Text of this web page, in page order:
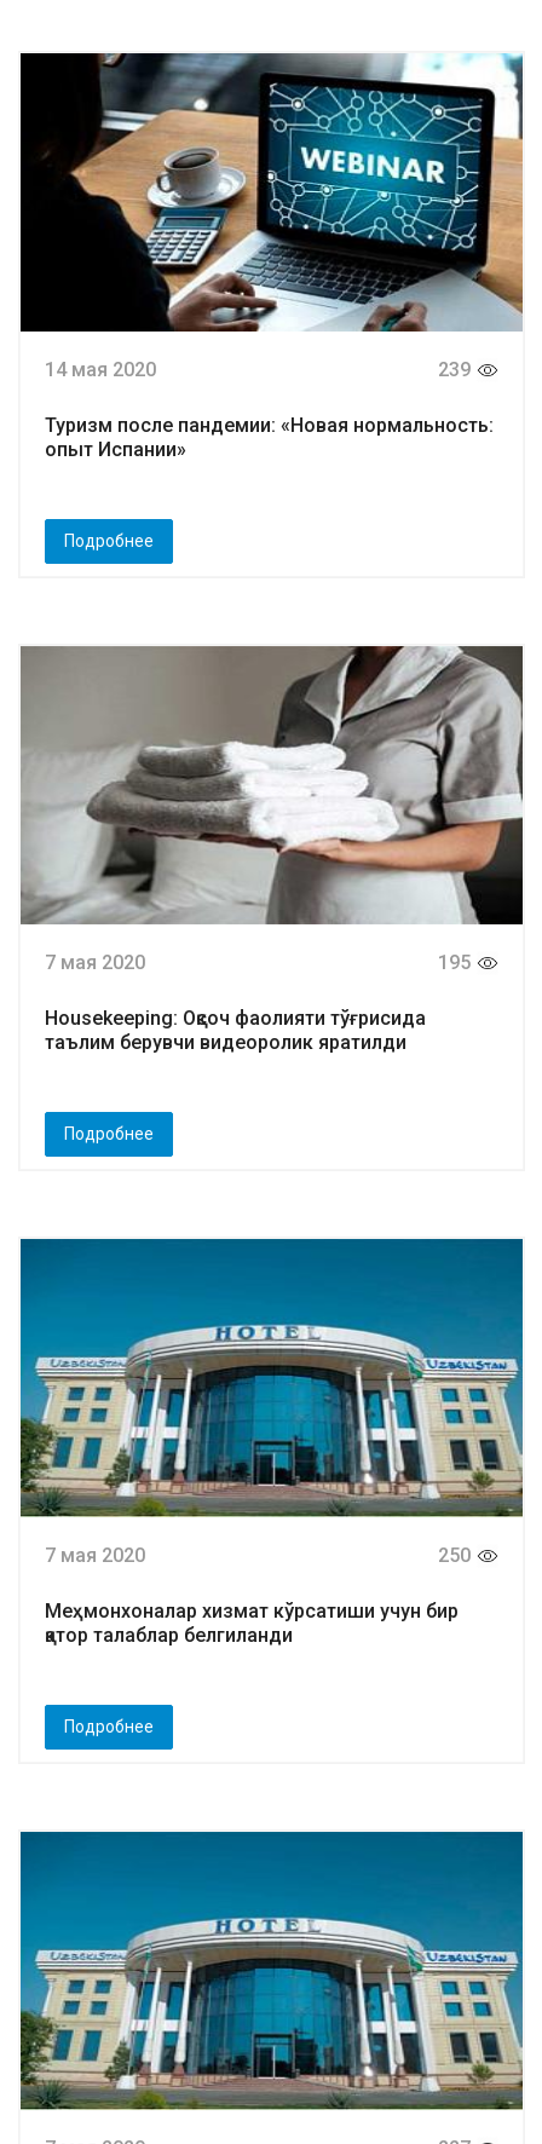
14 мая 2020 239
Туризм после пандемии: «Новая нормальность:
опыт Испании»
Подробнее
7 мая 2020 195
Housekeeping: Оқсоч фаолияти тўғрисида
таълим берувчи видеоролик яратилди
Подробнее
7 мая 2020 250
Меҳмонхоналар хизмат кўрсатиши учун бир
қатор талаблар белгиланди
Подробнее